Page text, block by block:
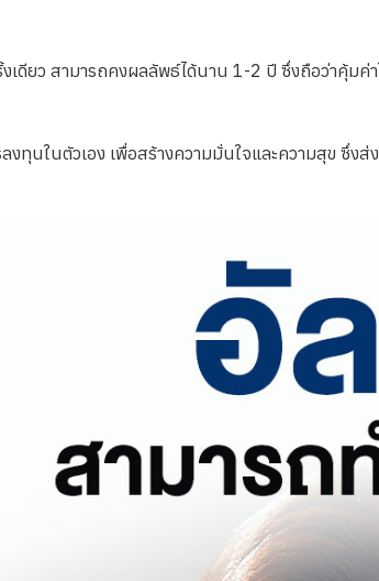
เดียว สามารถคงผลลัพธ์ได้นาน 1-2 ปี ซึ่งถือว่าคุ้มค่า
งทุนในตัวเอง เพื่อสร้างความมั่นใจและความสุข ซึ่ง